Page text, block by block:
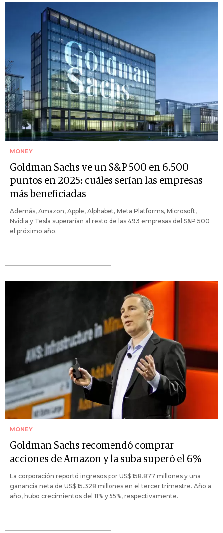
MONEY
Goldman Sachs ve un S&P 500 en 6.500
puntos en 2025: cuáles serían las empresas
más beneficiadas
Además, Amazon, Apple, Alphabet, Meta Platforms, Microsoft,
Nvidia y Tesla superarían al resto de las 493 empresas del S&P 500
el próximo año.
MONEY
Goldman Sachs recomendó comprar
acciones de Amazon y la suba superó el 6%
La corporación reportó ingresos por US$ 158.877 millones y una
ganancia neta de US$ 15.328 millones en el tercer trimestre. Año a
año, hubo crecimientos del 11% y 55%, respectivamente.